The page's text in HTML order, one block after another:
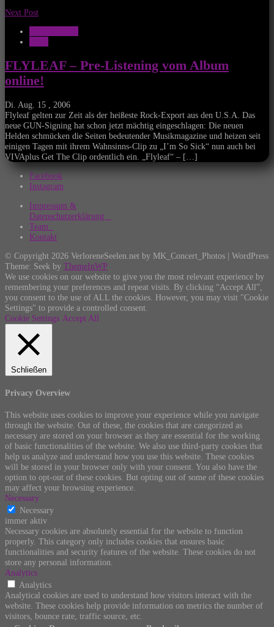
Next Post
FLYLEAF – Pre-Listening vom Album
online!
Di. Aug. 15 , 2006
Flyleaf gelten zur Zeit als der heißeste Rock-Export aus den U.S.A. Das
neue GUN-Signing hat schon jetzt mächtig eingeschlagen: Die neuen
Helden schmücken die Seiten bedeutender Musikmagazine und heizen seit
einigen Tagen mit ihrem Wahnsinns-Clip zu „I’m So Sick“ nun auch bei
VIVAplus Get The Clip ordentlich ein. „Flyleaf“ – […]
Facebook
Instagram
Impressum &
Datenschutzerklärung
Team
Kontakt
© Copyright 2026 VerloreneSeelen.net by MK_Concert_Photos | WordPress
Theme: Seek by ThemeInWP
We use cookies on our website to give you the most relevant experience by
remembering your preferences and repeat visits. By clicking “Accept All”,
you consent to the use of ALL the cookies. However, you may visit "Cookie
Settings" to provide a controlled consent.
Cookie Settings Accept All
Schließen
Privacy Overview
This website uses cookies to improve your experience while you navigate
through the website. Out of these, the cookies that are categorized as
necessary are stored on your browser as they are essential for the working
of basic functionalities of the website. We also use third-party cookies that
help us analyze and understand how you use this website. These cookies
will be stored in your browser only with your consent. You also have the
option to opt-out of these cookies. But opting out of some of these cookies
may affect your browsing experience.
Necessary
Necessary
immer aktiv
Necessary cookies are absolutely essential for the website to function
properly. This category only includes cookies that ensures basic
functionalities and security features of the website. These cookies do not
store any personal information.
Analytics
Analytics
Analytical cookies are used to understand how visitors interact with the
website. These cookies help provide information on metrics the number of
visitors, bounce rate, traffic source, etc.